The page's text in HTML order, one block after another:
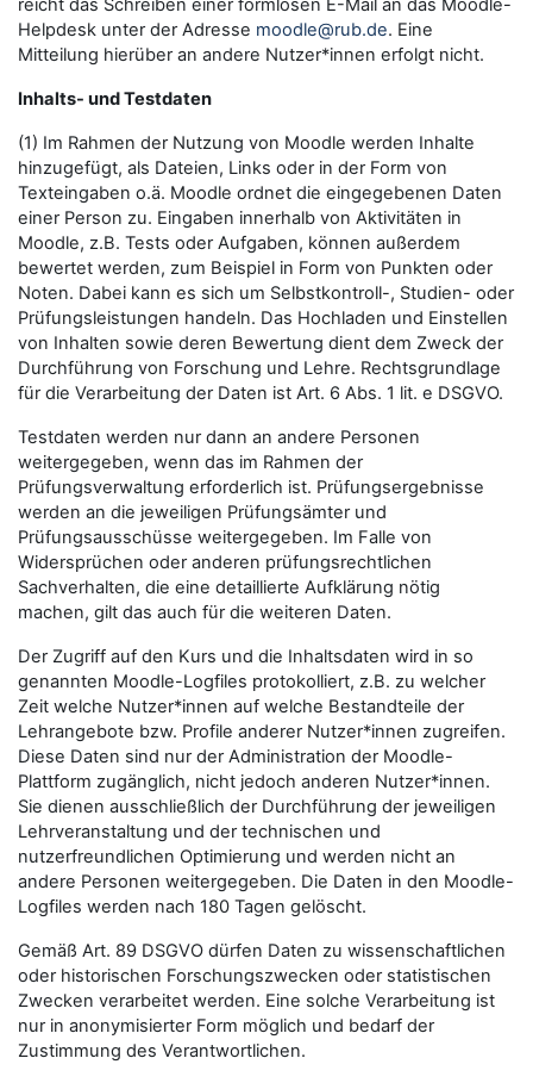
reicht das Schreiben einer formlosen E-Mail an das Moodle-
Helpdesk unter der Adresse moodle@rub.de. Eine
Mitteilung hierüber an andere Nutzer*innen erfolgt nicht.
Inhalts- und Testdaten
(1) Im Rahmen der Nutzung von Moodle werden Inhalte
hinzugefügt, als Dateien, Links oder in der Form von
Texteingaben o.ä. Moodle ordnet die eingegebenen Daten
einer Person zu. Eingaben innerhalb von Aktivitäten in
Moodle, z.B. Tests oder Aufgaben, können außerdem
bewertet werden, zum Beispiel in Form von Punkten oder
Noten. Dabei kann es sich um Selbstkontroll-, Studien- oder
Prüfungsleistungen handeln. Das Hochladen und Einstellen
von Inhalten sowie deren Bewertung dient dem Zweck der
Durchführung von Forschung und Lehre. Rechtsgrundlage
für die Verarbeitung der Daten ist Art. 6 Abs. 1 lit. e DSGVO.
Testdaten werden nur dann an andere Personen
weitergegeben, wenn das im Rahmen der
Prüfungsverwaltung erforderlich ist. Prüfungsergebnisse
werden an die jeweiligen Prüfungsämter und
Prüfungsausschüsse weitergegeben. Im Falle von
Widersprüchen oder anderen prüfungsrechtlichen
Sachverhalten, die eine detaillierte Aufklärung nötig
machen, gilt das auch für die weiteren Daten.
Der Zugriff auf den Kurs und die Inhaltsdaten wird in so
genannten Moodle-Logfiles protokolliert, z.B. zu welcher
Zeit welche Nutzer*innen auf welche Bestandteile der
Lehrangebote bzw. Profile anderer Nutzer*innen zugreifen.
Diese Daten sind nur der Administration der Moodle-
Plattform zugänglich, nicht jedoch anderen Nutzer*innen.
Sie dienen ausschließlich der Durchführung der jeweiligen
Lehrveranstaltung und der technischen und
nutzerfreundlichen Optimierung und werden nicht an
andere Personen weitergegeben. Die Daten in den Moodle-
Logfiles werden nach 180 Tagen gelöscht.
Gemäß Art. 89 DSGVO dürfen Daten zu wissenschaftlichen
oder historischen Forschungszwecken oder statistischen
Zwecken verarbeitet werden. Eine solche Verarbeitung ist
nur in anonymisierter Form möglich und bedarf der
Zustimmung des Verantwortlichen.